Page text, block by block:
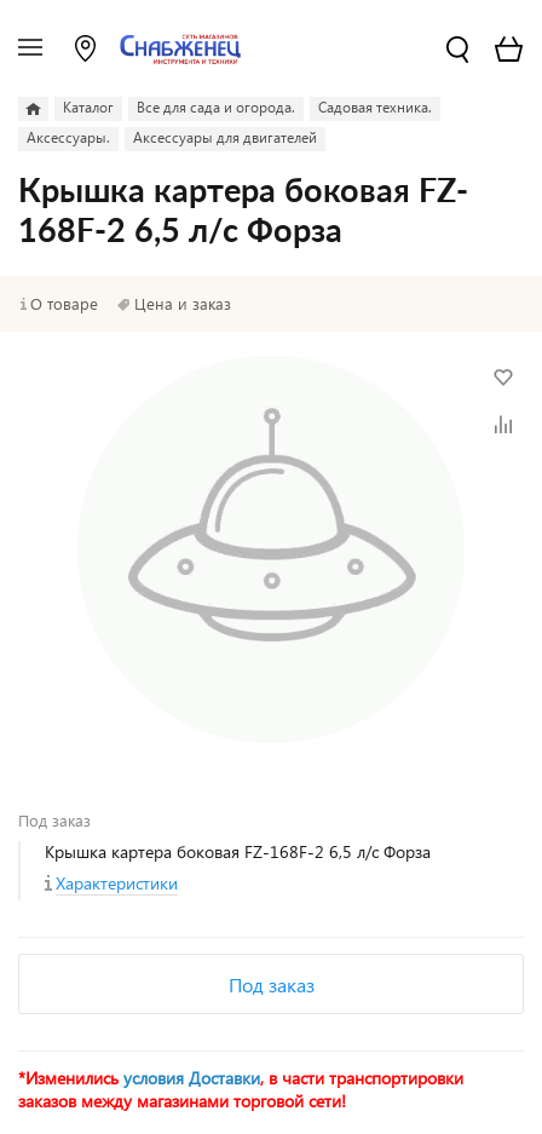
Каталог Все для сада и огорода.
Садовая техника.
Аксессуары.
Аксессуары для двигателей
Крышка картера боковая FZ-
168F-2 6,5 л/с Форза
О товаре Цена и заказ
Под заказ
Крышка картера боковая FZ-168F-2 6,5 л/с Форза
Характеристики
Под заказ
*Изменились условия Доставки, в части транспортировки
заказов между магазинами торговой сети!